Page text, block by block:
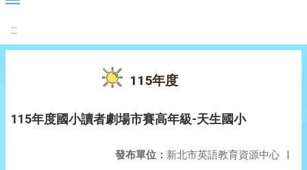
:::
115年度
115年度國小讀者劇場市賽高年級-天生國小
發布單位： 新北市英語教育資源中心 |